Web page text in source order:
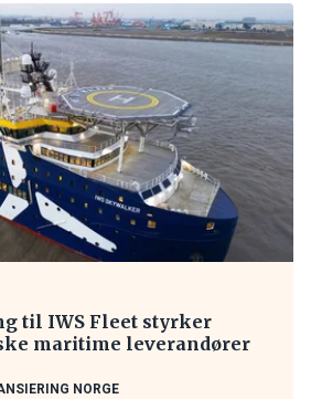
til IWS Fleet styrker
maritime leverandører
NORGE